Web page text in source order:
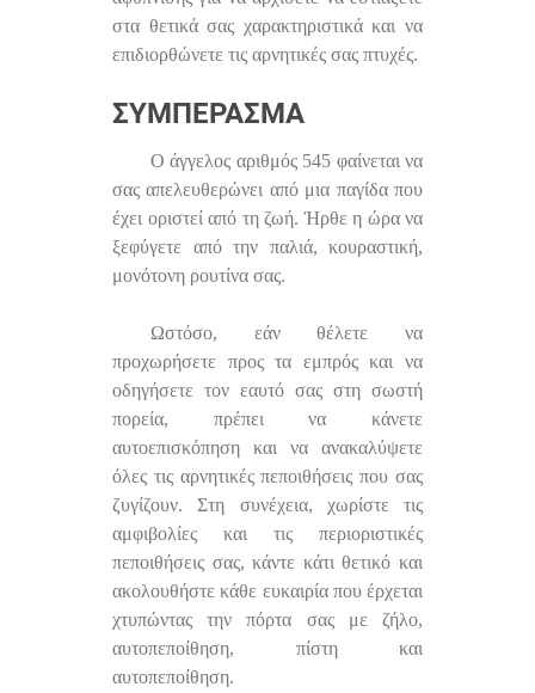
στα θετικά σας χαρακτηριστικά και να
επιδιορθώνετε τις αρνητικές σας πτυχές.
ΣΥΜΠΈΡΑΣΜΑ
Ο άγγελος αριθμός 545 φαίνεται να
σας απελευθερώνει από μια παγίδα που
έχει οριστεί από τη ζωή. Ήρθε η ώρα να
ξεφύγετε από την παλιά, κουραστική,
μονότονη ρουτίνα σας.
Ωστόσο, εάν θέλετε να
προχωρήσετε προς τα εμπρός και να
οδηγήσετε τον εαυτό σας στη σωστή
πορεία, πρέπει να κάνετε
αυτοεπισκόπηση και να ανακαλύψετε
όλες τις αρνητικές πεποιθήσεις που σας
ζυγίζουν. Στη συνέχεια, χωρίστε τις
αμφιβολίες και τις περιοριστικές
πεποιθήσεις σας, κάντε κάτι θετικό και
ακολουθήστε κάθε ευκαιρία που έρχεται
χτυπώντας την πόρτα σας με ζήλο,
αυτοπεποίθηση, πίστη και
αυτοπεποίθηση.